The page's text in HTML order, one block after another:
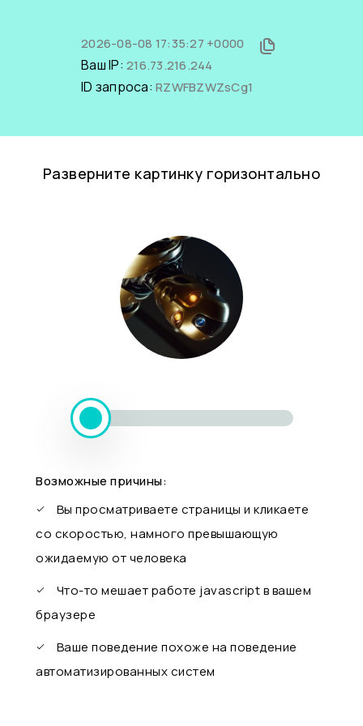
2026-08-08 17:35:27 +0000
Ваш IP: 216.73.216.244
ID запроса: RZWFBZWZsCg1
Разверните картинку горизонтально
Возможные причины:
Вы просматриваете страницы и кликаете
со скоростью, намного превышающую
ожидаемую от человека
Что-то мешает работе javascript в вашем
браузере
Ваше поведение похоже на поведение
автоматизированных систем